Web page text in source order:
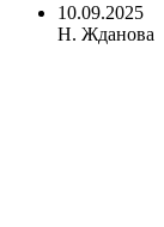
10.09.2025
Н. Жданова